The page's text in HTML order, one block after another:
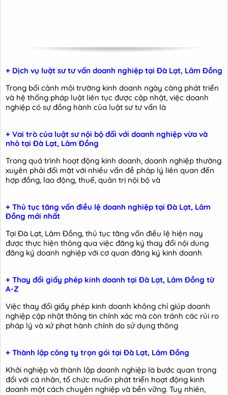
+ Dịch vụ luật sư tư vấn doanh nghiệp tại Đà Lạt, Lâm Đồng
Trong bối cảnh môi trường kinh doanh ngày càng phát triển
và hệ thống pháp luật liên tục được cập nhật, việc doanh
nghiệp có sự đồng hành của luật sư tư vấn là
+ Vai trò của luật sư nội bộ đối với doanh nghiệp vừa và
nhỏ tại Đà Lạt, Lâm Đồng
Trong quá trình hoạt động kinh doanh, doanh nghiệp thường
xuyên phải đối mặt với nhiều vấn đề pháp lý liên quan đến
hợp đồng, lao động, thuế, quản trị nội bộ và
+ Thủ tục tăng vốn điều lệ doanh nghiệp tại Đà Lạt, Lâm
Đồng mới nhất
Tại Đà Lạt, Lâm Đồng, thủ tục tăng vốn điều lệ hiện nay
được thực hiện thông qua việc đăng ký thay đổi nội dung
đăng ký doanh nghiệp với cơ quan đăng ký kinh doanh
+ Thay đổi giấy phép kinh doanh tại Đà Lạt, Lâm Đồng từ
A-Z
Việc thay đổi giấy phép kinh doanh không chỉ giúp doanh
nghiệp cập nhật thông tin chính xác mà còn tránh các rủi ro
pháp lý và xử phạt hành chính do sử dụng thông
+ Thành lập công ty trọn gói tại Đà Lạt, Lâm Đồng
Khởi nghiệp và thành lập doanh nghiệp là bước quan trọng
đối với cá nhân, tổ chức muốn phát triển hoạt động kinh
doanh một cách chuyên nghiệp và bền vững. Tuy nhiên,